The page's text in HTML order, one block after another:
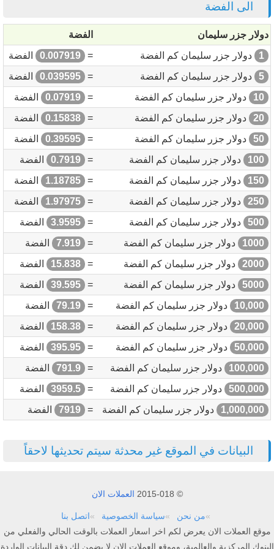
الى الفضة
دولار جزر سليمان
الفضة
1
دولار جزر سليمان كم الفضة =
0.007919
الفضة
5
دولار جزر سليمان كم الفضة =
0.039595
الفضة
10
دولار جزر سليمان كم الفضة =
0.07919
الفضة
20
دولار جزر سليمان كم الفضة =
0.15838
الفضة
50
دولار جزر سليمان كم الفضة =
0.39595
الفضة
100
دولار جزر سليمان كم الفضة =
0.7919
الفضة
150
دولار جزر سليمان كم الفضة =
1.18785
الفضة
250
دولار جزر سليمان كم الفضة =
1.97975
الفضة
500
دولار جزر سليمان كم الفضة =
3.9595
الفضة
1000
دولار جزر سليمان كم الفضة =
7.919
الفضة
2000
دولار جزر سليمان كم الفضة =
15.838
الفضة
5000
دولار جزر سليمان كم الفضة =
39.595
الفضة
10,000
دولار جزر سليمان كم الفضة =
79.19
الفضة
20,000
دولار جزر سليمان كم الفضة =
158.38
الفضة
50,000
دولار جزر سليمان كم الفضة =
395.95
الفضة
100,000
دولار جزر سليمان كم الفضة =
791.9
الفضة
500,000
دولار جزر سليمان كم الفضة =
3959.5
الفضة
1,000,000
دولار جزر سليمان كم الفضة =
7919 الفضة
البيانات في الموقع غير محدثة سيتم تحديثها لاحقاً
© 2015-018 العملات الان
من نحن سياسة الخصوصية
اتصل بنا
موقع العملات الان يعرض لكم اخر اسعار العملات بالوقت الحالي والفعلي من
البنوك المركزية والعالمية، وموقع العملات الان لا يضمن لك دقة البيانات الواردة